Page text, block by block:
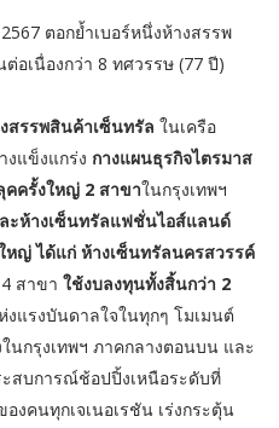
ตอกย้ำเบอร์หนึ่งห้างสรรพ
อเนื่องกว่า 8 ทศวรรษ (77 ปี)
สรรพสินค้าเซ็นทรัล ในเครือ
งแข็งแกร่ง กางแผนธุรกิจไตรมาส
คครั้งใหญ่ 2 สาขาในกรุงเทพฯ
ะห้างเซ็นทรัลแฟชั่นไอส์แลนด์
หญ่ ได้แก่ ห้างเซ็นทรัลนครสวรรค์
4 สาขา ใช้งบลงทุนทั้งสิ้นกว่า 2
แรงบันดาลใจในทุกๆ โมเมนต์
นกรุงเทพฯ ภาคกลางตอนบน และ
สบการณ์ช้อปปิ้งเหนือระดับที่
งคนทุกเจเนอเรชัน เร่งกระตุ้น